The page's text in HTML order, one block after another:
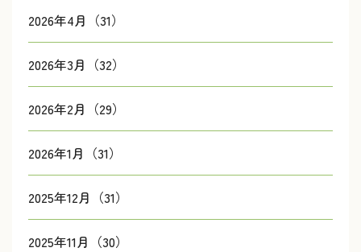
2026年4月（31）
2026年3月（32）
2026年2月（29）
2026年1月（31）
2025年12月（31）
2025年11月（30）